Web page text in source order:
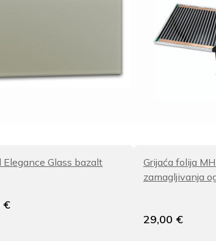
Elegance Glass bazalt
€
Grijaća folija
zamagljivanja
29,00 €